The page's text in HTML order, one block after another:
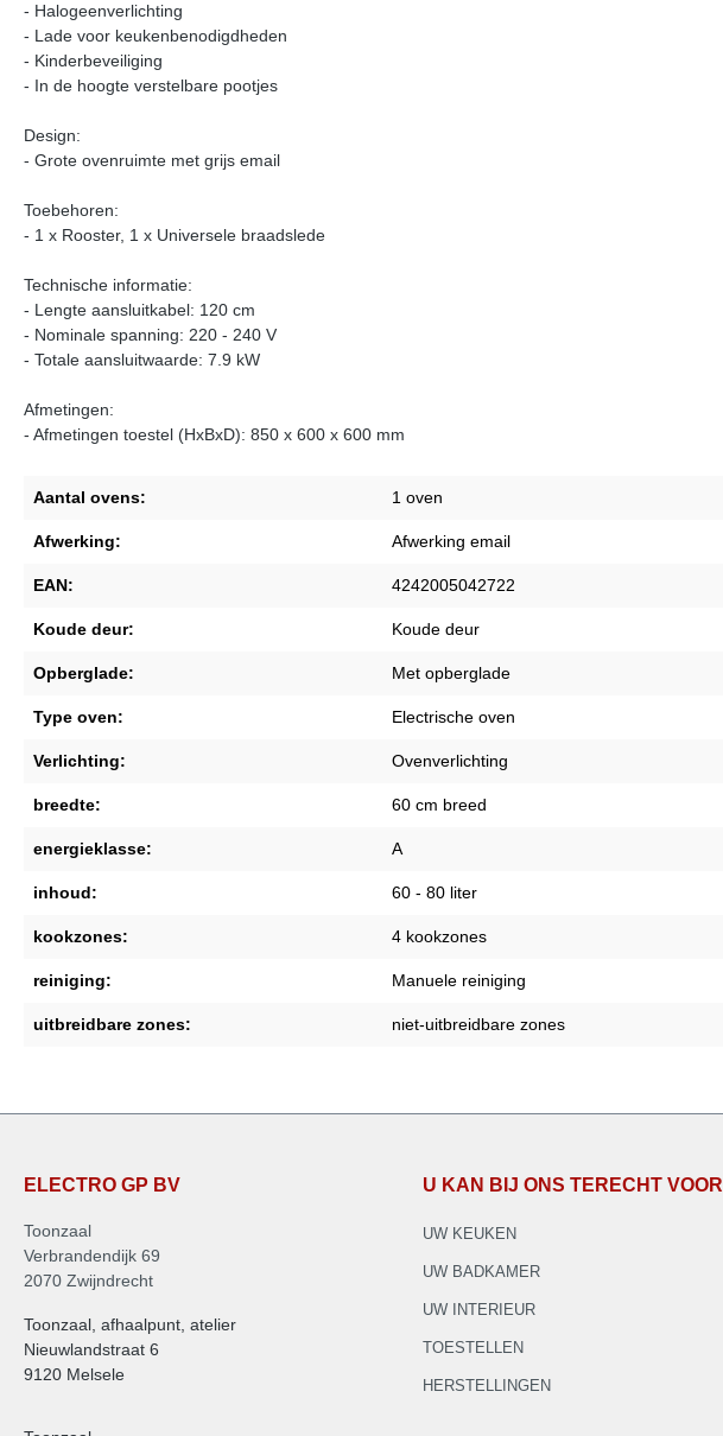
- Halogeenverlichting
- Lade voor keukenbenodigdheden
- Kinderbeveiliging
- In de hoogte verstelbare pootjes
Design:
- Grote ovenruimte met grijs email
Toebehoren:
- 1 x Rooster, 1 x Universele braadslede
Technische informatie:
- Lengte aansluitkabel: 120 cm
- Nominale spanning: 220 - 240 V
- Totale aansluitwaarde: 7.9 kW
Afmetingen:
- Afmetingen toestel (HxBxD): 850 x 600 x 600 mm
Aantal ovens: 1 oven
Afwerking: Afwerking email
EAN: 4242005042722
Koude deur: Koude deur
Opberglade: Met opberglade
Type oven: Electrische oven
Verlichting: Ovenverlichting
breedte: 60 cm breed
energieklasse: A
inhoud: 60 - 80 liter
kookzones: 4 kookzones
reiniging: Manuele reiniging
uitbreidbare zones: niet-uitbreidbare zones
ELECTRO GP BV
Toonzaal
Verbrandendijk 69
2070 Zwijndrecht
Toonzaal, afhaalpunt, atelier
Nieuwlandstraat 6
9120 Melsele
U KAN BIJ ONS TERECHT VOOR
UW KEUKEN
UW BADKAMER
UW INTERIEUR
TOESTELLEN
HERSTELLINGEN